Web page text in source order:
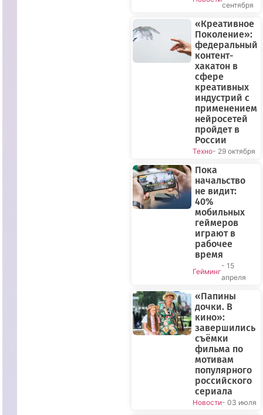
ПРЯМОЙ
ЭФИР
сентября
«Креативное
Поколение»:
федеральный
контент-
хакатон в
сфере
креативных
индустрий с
применением
нейросетей
пройдет в
России
Техно- 29 октября
Пока
начальство
не видит:
40%
мобильных
геймеров
играют в
рабочее
время
Гейминг
- 15
апреля
«Папины
дочки. В
кино»:
завершились
съёмки
фильма по
мотивам
популярного
российского
сериала
Новости- 03 июля